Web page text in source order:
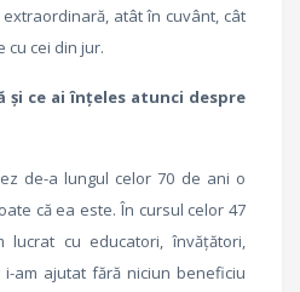
atât în cuvânt, cât
cu cei din jur.
şi ce ai înţeles atunci despre
de-a lungul celor 70 de ani o
că ea este. În cursul celor 47
cu educatori, învăţători,
am ajutat fără niciun beneficiu